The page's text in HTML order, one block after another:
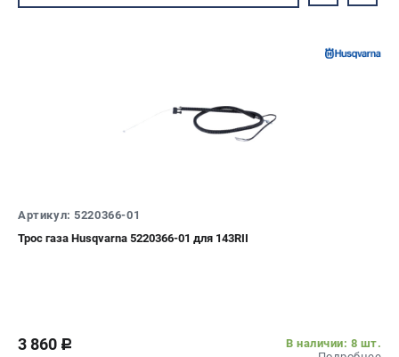
Артикул: 5220366-01
Трос газа Husqvarna 5220366-01 для 143RII
3 860 c
В наличии: 8 шт.